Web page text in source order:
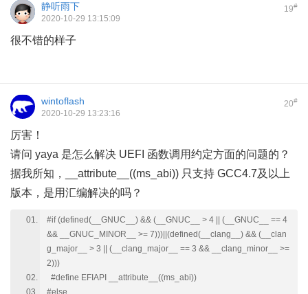
19#
静听雨下
2020-10-29 13:15:09
很不错的样子
20#
wintoflash
2020-10-29 13:23:16
厉害！
请问 yaya 是怎么解决 UEFI 函数调用约定方面的问题的？
据我所知，__attribute__((ms_abi)) 只支持 GCC4.7及以上
版本，是用汇编解决的吗？
#if (defined(__GNUC__) && (__GNUC__ > 4 || (__GNUC__ == 4
&& __GNUC_MINOR__ >= 7)))||(defined(__clang__) && (__clan
g_major__ > 3 || (__clang_major__ == 3 && __clang_minor__ >=
2)))
#define EFIAPI __attribute__((ms_abi))